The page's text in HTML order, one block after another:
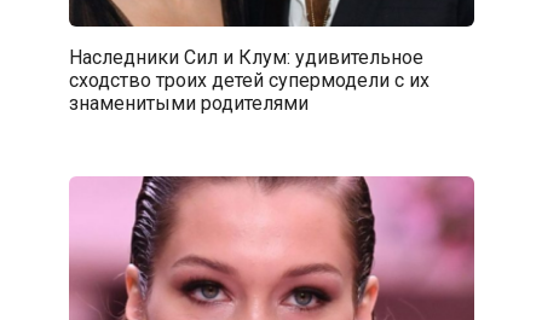
Наследники Сил и Клум: удивительное
сходство троих детей супермодели с их
знаменитыми родителями